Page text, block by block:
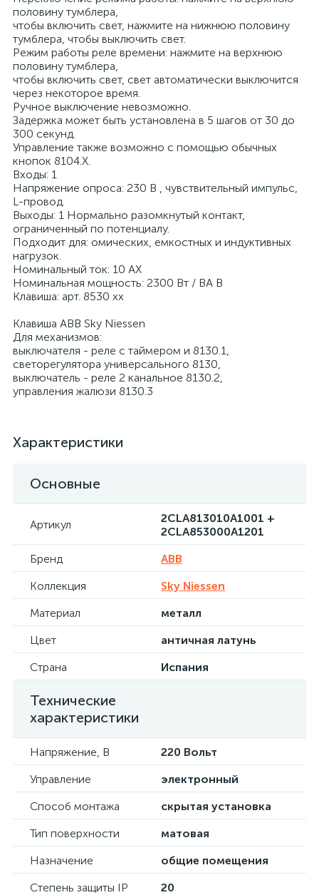
половину тумблера,
чтобы включить свет, нажмите на нижнюю половину
тумблера, чтобы выключить свет.
Режим работы реле времени: нажмите на верхнюю
половину тумблера,
чтобы включить свет, свет автоматически выключится
через некоторое время.
Ручное выключение невозможно.
Задержка может быть установлена ​​в 5 шагов от 30 до
300 секунд.
Управление также возможно с помощью обычных
кнопок 8104.X.
Входы: 1
Напряжение опроса: 230 В , чувствительный импульс,
L-провод.
Выходы: 1 Нормально разомкнутый контакт,
ограниченный по потенциалу.
Подходит для: омических, емкостных и индуктивных
нагрузок.
Номинальный ток: 10 AX
Номинальная мощность: 2300 Вт / ВА В
Клавиша: арт. 8530 хх
Клавиша ABB Sky Niessen
Для механизмов:
выключателя - реле с таймером и 8130.1,
светорегулятора универсального 8130,
выключатель - реле 2 канальное 8130.2,
управления жалюзи 8130.3
Характеристики
Основные
Артикул
2CLA813010A1001 +
2CLA853000A1201
Бренд
ABB
Коллекция
Sky Niessen
Материал
металл
Цвет
античная латунь
Страна
Испания
Технические
характеристики
Напряжение, В
220 Вольт
Управление
электронный
Способ монтажа
скрытая установка
Тип поверхности
матовая
Назначение
общие помещения
Степень защиты IP
20